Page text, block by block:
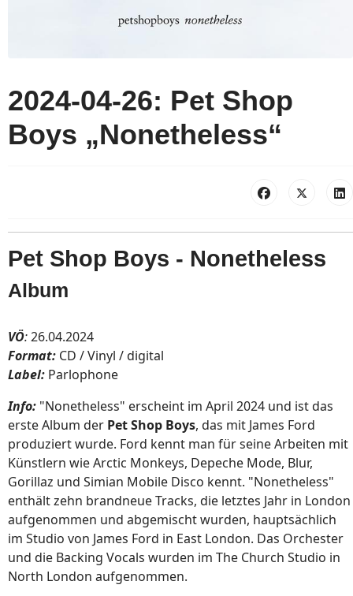
2024-04-26: Pet Shop
Boys „Nonetheless“
Pet Shop Boys - Nonetheless
Album
VÖ:26.04.2024
Format: CD / Vinyl / digital
Label: Parlophone
Info: "Nonetheless" erscheint im April 2024 und ist das
erste Album der Pet Shop Boys, das mit James Ford
produziert wurde. Ford kennt man für seine Arbeiten mit
Künstlern wie Arctic Monkeys, Depeche Mode, Blur,
Gorillaz und Simian Mobile Disco kennt. "Nonetheless"
enthält zehn brandneue Tracks, die letztes Jahr in London
aufgenommen und abgemischt wurden, hauptsächlich
im Studio von James Ford in East London. Das Orchester
und die Backing Vocals wurden im The Church Studio in
North London aufgenommen.